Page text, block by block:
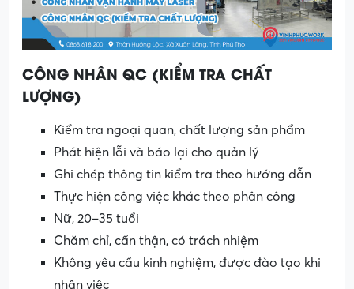
CÔNG NHÂN QC (KIỂM TRA CHẤT
LƯỢNG)
Kiểm tra ngoại quan, chất lượng sản phẩm
Phát hiện lỗi và báo lại cho quản lý
Ghi chép thông tin kiểm tra theo hướng dẫn
Thực hiện công việc khác theo phân công
Nữ, 20–35 tuổi
Chăm chỉ, cẩn thận, có trách nhiệm
Không yêu cầu kinh nghiệm, được đào tạo khi
nhận việc